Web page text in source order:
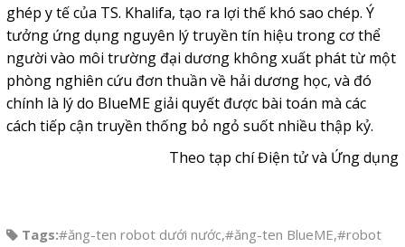
ghép y tế của TS. Khalifa, tạo ra lợi thế khó sao chép. Ý
tưởng ứng dụng nguyên lý truyền tín hiệu trong cơ thể
người vào môi trường đại dương không xuất phát từ một
phòng nghiên cứu đơn thuần về hải dương học, và đó
chính là lý do BlueME giải quyết được bài toán mà các
cách tiếp cận truyền thống bỏ ngỏ suốt nhiều thập kỷ.
Theo tạp chí Điện tử và Ứng dụng
Tags:#ăng-ten robot dưới nước,#ăng-ten BlueME,#robot